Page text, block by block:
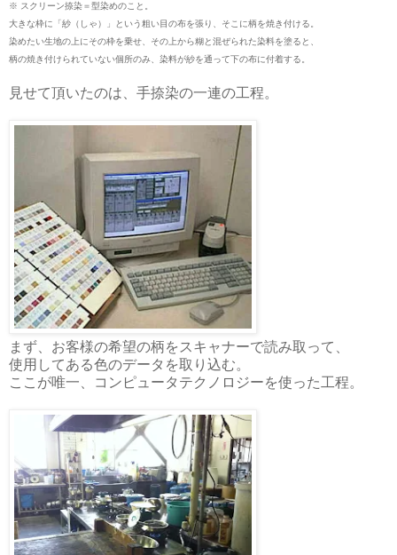
※ スクリーン捺染＝型染めのこと。
大きな枠に「紗（しゃ）」という粗い目の布を張り、そこに柄を焼き付ける。
染めたい生地の上にその枠を乗せ、その上から糊と混ぜられた染料を塗ると、
柄の焼き付けられていない個所のみ、染料が紗を通って下の布に付着する。
見せて頂いたのは、手捺染の一連の工程。
まず、お客様の希望の柄をスキャナーで読み取って、
使用してある色のデータを取り込む。
ここが唯一、コンピュータテクノロジーを使った工程。